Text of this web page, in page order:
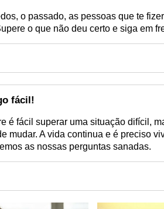
o passado, as pessoas que te
o que não deu certo e siga em
fácil!
é fácil superar uma situação difícil,
mudar. A vida continua e é preciso
as nossas perguntas sanadas.